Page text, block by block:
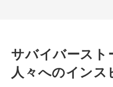
サバイバースト
人々へのインス